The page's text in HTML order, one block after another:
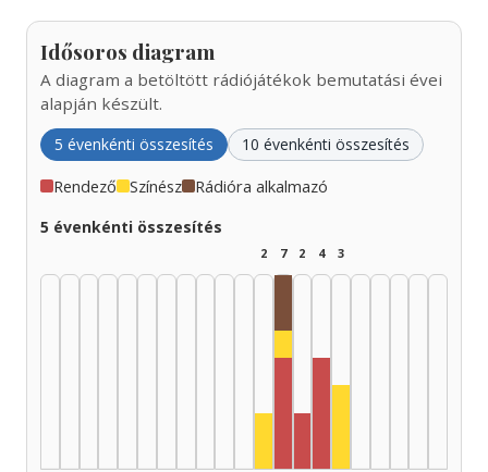
Idősoros diagram
A diagram a betöltött rádiójátékok bemutatási évei
alapján készült.
5 évenkénti összesítés 10 évenkénti összesítés
Rendező Színész Rádióra alkalmazó
5 évenkénti összesítés
2 7
Színész, 1985–1989: 1
2 4 3